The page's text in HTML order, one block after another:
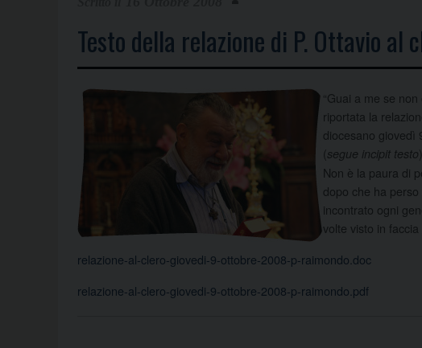
Testo della relazione di P. Ottavio al
“Guai a me se
riportata la
diocesano giovedì
(segue incipit testo
Non è la paura di
dopo che ha
incontrato ogni
volte visto in
relazione-al-clero-giovedi-9-ottobre-2008-p-raimondo.doc
relazione-al-clero-giovedi-9-ottobre-2008-p-raimondo.pdf